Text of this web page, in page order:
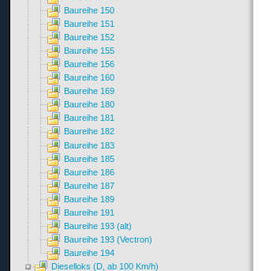
Baureihe 150
Baureihe 151
Baureihe 152
Baureihe 155
Baureihe 156
Baureihe 160
Baureihe 169
Baureihe 180
Baureihe 181
Baureihe 182
Baureihe 183
Baureihe 185
Baureihe 186
Baureihe 187
Baureihe 189
Baureihe 191
Baureihe 193 (alt)
Baureihe 193 (Vectron)
Baureihe 194
Dieselloks (D, ab 100 Km/h)